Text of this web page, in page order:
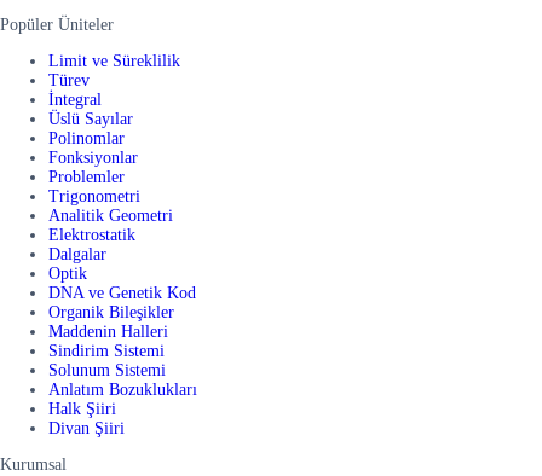
Popüler Üniteler
Limit ve Süreklilik
Türev
İntegral
Üslü Sayılar
Polinomlar
Fonksiyonlar
Problemler
Trigonometri
Analitik Geometri
Elektrostatik
Dalgalar
Optik
DNA ve Genetik Kod
Organik Bileşikler
Maddenin Halleri
Sindirim Sistemi
Solunum Sistemi
Anlatım Bozuklukları
Halk Şiiri
Divan Şiiri
Kurumsal